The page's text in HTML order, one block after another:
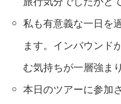
私も有意義な一日を
ます。インバウンド
む気持ちが一層強ま
本日のツアーに参加